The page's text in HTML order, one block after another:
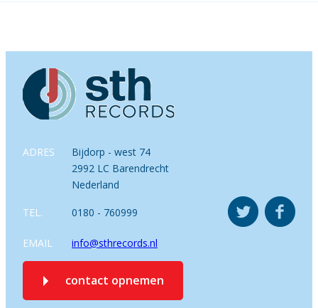
ADRES
Bijdorp - west 74
2992 LC Barendrecht
Nederland
TEL. 0180 - 760999
EMAIL info@sthrecords.nl
contact opnemen